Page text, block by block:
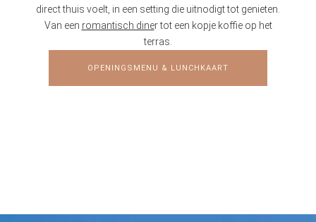
direct thuis voelt, in een setting die uitnodigt tot genieten.
Van een romantisch diner tot een kopje koffie op het
terras.
OPENINGSMENU & LUNCHKAART